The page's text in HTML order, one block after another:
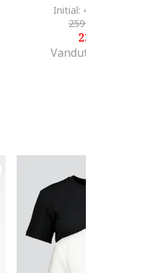
Initial: 473
25943
233
Vandut de Prestige